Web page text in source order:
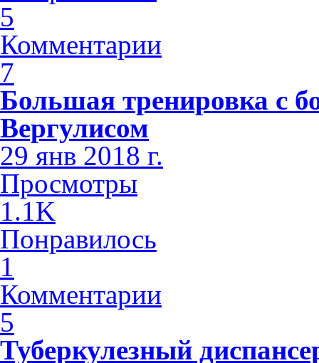
5
Комментарии
7
Большая тренировка с
Вергулисом
29 янв 2018 г.
Просмотры
1.1K
Понравилось
1
Комментарии
5
Туберкулезный